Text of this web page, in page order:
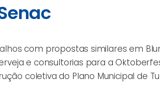
com propostas similares em
e consultorias para a
coletiva do Plano Municipal de